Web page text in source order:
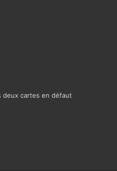
deux cartes en défaut